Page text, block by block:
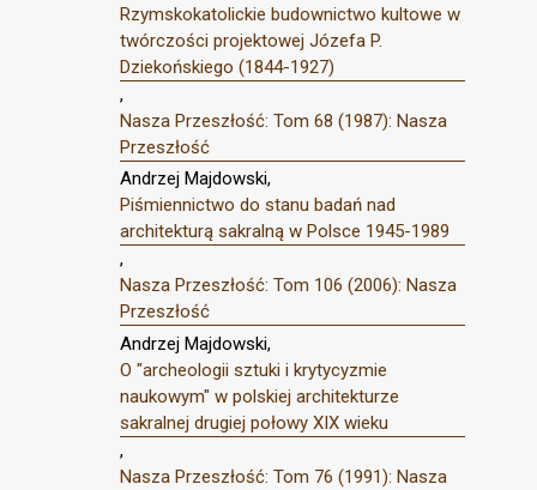
Rzymskokatolickie budownictwo kultowe w
twórczości projektowej Józefa P.
Dziekońskiego (1844-1927)
,
Nasza Przeszłość: Tom 68 (1987): Nasza
Przeszłość
Andrzej Majdowski,
Piśmiennictwo do stanu badań nad
architekturą sakralną w Polsce 1945-1989
,
Nasza Przeszłość: Tom 106 (2006): Nasza
Przeszłość
Andrzej Majdowski,
O "archeologii sztuki i krytycyzmie
naukowym" w polskiej architekturze
sakralnej drugiej połowy XIX wieku
,
Nasza Przeszłość: Tom 76 (1991): Nasza